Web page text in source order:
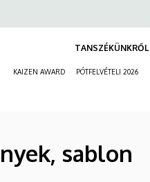
TANSZÉKÜNKRŐL
KAIZEN AWARD PÓTFELVÉTELI 2026
sablon